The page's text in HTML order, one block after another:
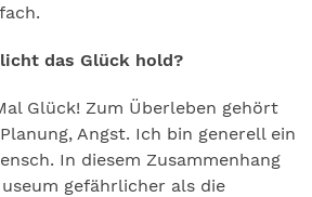
das Glück hold?
Glück! Zum Überleben gehört
Angst. Ich bin generell ein
In diesem Zusammenhang
gefährlicher als die